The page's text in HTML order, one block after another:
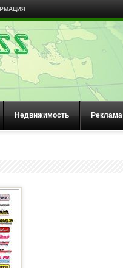
Недвижимость Реклама